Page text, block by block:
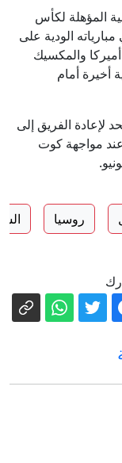
المؤهلة لكأس
الودية على
والمكسيك
أخيرة أمام
لإعادة الفريق إلى
مواجهة كوت
روسيا